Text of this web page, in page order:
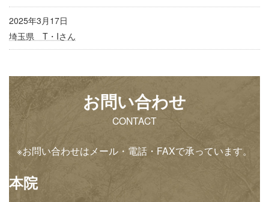
2025年3月17日
埼玉県 T・Iさん
お問い合わせ
CONTACT
※お問い合わせはメール・電話・FAXで承っています。
本院